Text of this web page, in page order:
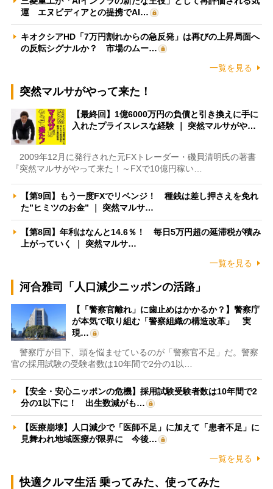
運 エヌビディアとの提携でAI…
キオクシアHD「7万円割れからの急反発」は再びの上昇局面へ
の反転シグナルか？ 市場のムー…
一覧を見る
突然マルサがやって来た！
【最終回】1億6000万円の負債と引き換えに手に
入れたプライスレスな経験 ｜ 突然マルサがや…
2009年12月に発行された元FXトレーダー・磯貝清明氏の著書
『突然マルサがやって来た！～FXで10億円稼い…
【第9回】もう一度FXでリベンジ！ 種銭は差し押さえを免れ
た”ヒミツのお金” ｜ 突然マルサ…
【第8回】年利はなんと14.6％！ 毎日5万円超の延滞税が積み
上がっていく ｜ 突然マルサ…
一覧を見る
河合雅司「人口減少ニッポンの活路」
【「警察官離れ」に歯止めはかかるか？】警察庁
が本気で取り組む「警察組織の構造改革」 実
現…
警察庁が目下、頭を悩ませているのが「警察官不足」だ。警察
官の採用試験の受験者数は10年間で2分の1以…
【安全・安心ニッポンの危機】採用試験受験者数は10年間で2
分の1以下に！ 出生数減がも…
【医療崩壊】人口減少で「医師不足」に加えて「患者不足」に
見舞われ地域医療が限界に 今後…
一覧を見る
快適クルマ生活 乗ってみた、使ってみた